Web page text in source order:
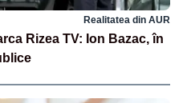
Realitatea din AUR
Rizea TV: Ion Bazac, în